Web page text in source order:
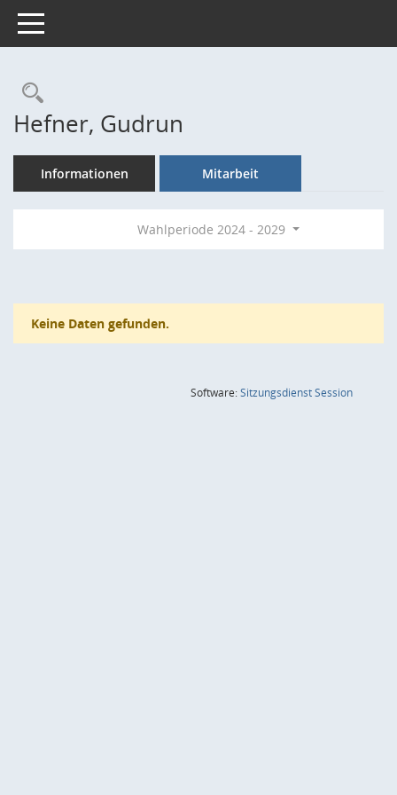
Toggle navigation
Rechercheauswahl
Hefner, Gudrun
Informationen Mitarbeit
Wahlperiode 2024 - 2029
Keine Daten gefunden.
Software:SitzungsdienstSession(Wird in